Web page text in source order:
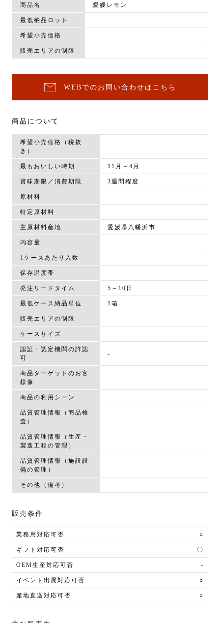
商品名 愛媛レモン
最低納品ロット
希望小売価格
販売エリアの制限
WEBでのお問い合わせはこちら
商品について
希望小売価格（税抜
き）
最もおいしい時期 11月～4月
賞味期限／消費期限 3週間程度
原材料
特定原材料
主原材料産地 愛媛県八幡浜市
内容量
1ケースあたり入数
保存温度帯
発注リードタイム 5～10日
最低ケース納品単位 1箱
販売エリアの制限
ケースサイズ
認証・認定機関の許認
可
-
商品ターゲットのお客
様像
商品の利用シーン
品質管理情報（商品検
査）
品質管理情報（生産・
製造工程の管理）
品質管理情報（施設設
備の管理）
その他（備考）
販売条件
業務用対応可否 ○
ギフト対応可否 〇
OEM生産対応可否 -
イベント出展対応可否 ○
産地直送対応可否 ○